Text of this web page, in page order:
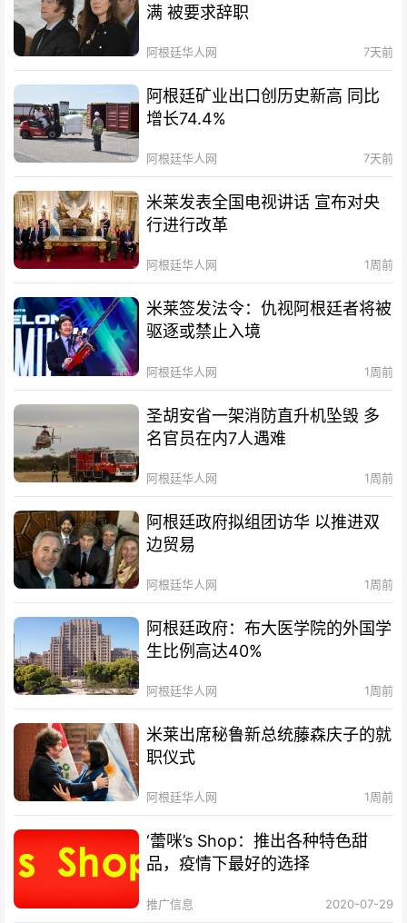
满 被要求辞职
阿根廷华人网 7天前
阿根廷矿业出口创历史新高 同比
增长74.4%
阿根廷华人网 7天前
米莱发表全国电视讲话 宣布对央
行进行改革
阿根廷华人网 1周前
米莱签发法令：仇视阿根廷者将被
驱逐或禁止入境
阿根廷华人网 1周前
圣胡安省一架消防直升机坠毁 多
名官员在内7人遇难
阿根廷华人网 1周前
阿根廷政府拟组团访华 以推进双
边贸易
阿根廷华人网 1周前
阿根廷政府：布大医学院的外国学
生比例高达40%
阿根廷华人网 1周前
米莱出席秘鲁新总统藤森庆子的就
职仪式
阿根廷华人网 1周前
‘蕾咪’s Shop：推出各种特色甜
品，疫情下最好的选择
推广信息 2020-07-29